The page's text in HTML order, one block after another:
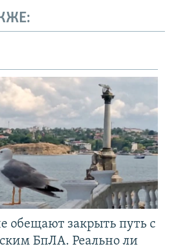
обещают закрыть путь с
БпЛА. Реально ли